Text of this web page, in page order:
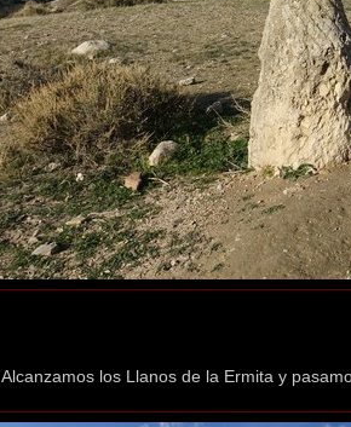
Alcanzamos los Llanos de la Ermita y